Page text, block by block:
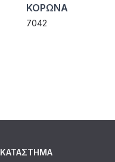
ΚΟΡΩΝΑ
7042
ΚΑΤΆΣΤΗΜΑ